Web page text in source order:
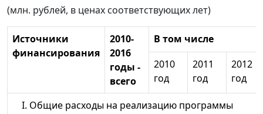
(млн. рублей, в ценах соответствующих лет)
Источники
финансирования
2010-
2016
годы -
всего
В том числе
2010
год
2011
год
2012
год
I. Общие расходы на реализацию программы